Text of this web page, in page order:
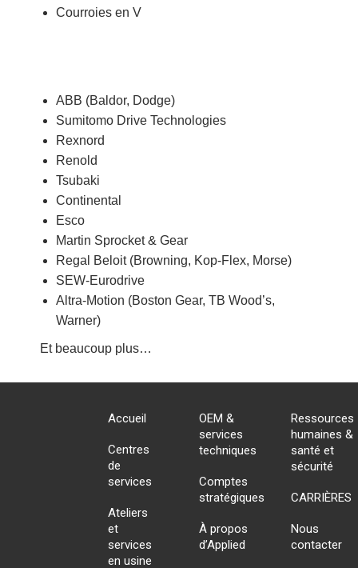
Courroies en V
ABB (Baldor, Dodge)
Sumitomo Drive Technologies
Rexnord
Renold
Tsubaki
Continental
Esco
Martin Sprocket & Gear
Regal Beloit (Browning, Kop-Flex, Morse)
SEW-Eurodrive
Altra-Motion (Boston Gear, TB Wood’s,
Warner)
Et beaucoup plus…
Accueil
Centres
de
services
Ateliers
et
services
en usine
OEM &
services
techniques
Comptes
stratégiques
À propos
d’Applied
Ressources
humaines &
santé et
sécurité
CARRIÈRES
Nous
contacter